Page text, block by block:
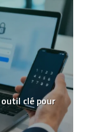
clé pour